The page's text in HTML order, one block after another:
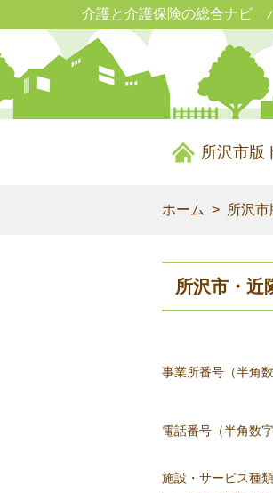
介護と介護保険の総合ナビ
所沢市版
ホーム 所沢
所沢市・近
事業所番号（半角数
電話番号（半角数字
施設・サービス種類